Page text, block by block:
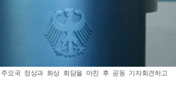
요국 정상과 화상 회담을 마친 후 공동 기자회견하고